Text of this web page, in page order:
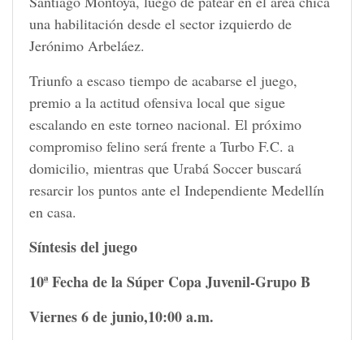
una habilitación desde el sector izquierdo de
Jerónimo Arbeláez.
Triunfo a escaso tiempo de acabarse el juego,
premio a la actitud ofensiva local que sigue
escalando en este torneo nacional. El próximo
compromiso felino será frente a Turbo F.C. a
domicilio, mientras que Urabá Soccer buscará
resarcir los puntos ante el Independiente Medellín
en casa.
Síntesis del juego
10ª Fecha de la Súper Copa Juvenil-Grupo B
Viernes 6 de junio,10:00 a.m.